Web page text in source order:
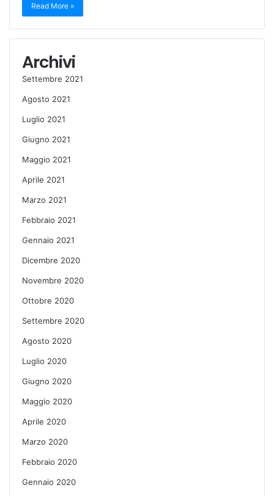
Read More »
Archivi
Settembre 2021
Agosto 2021
Luglio 2021
Giugno 2021
Maggio 2021
Aprile 2021
Marzo 2021
Febbraio 2021
Gennaio 2021
Dicembre 2020
Novembre 2020
Ottobre 2020
Settembre 2020
Agosto 2020
Luglio 2020
Giugno 2020
Maggio 2020
Aprile 2020
Marzo 2020
Febbraio 2020
Gennaio 2020